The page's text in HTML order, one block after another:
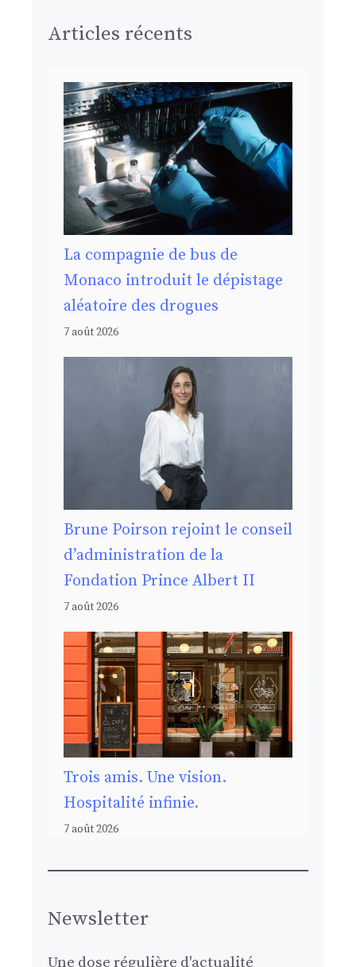
Articles récents
La compagnie de bus de
Monaco introduit le dépistage
aléatoire des drogues
7 août 2026
Brune Poirson rejoint le conseil
d’administration de la
Fondation Prince Albert II
7 août 2026
Trois amis. Une vision.
Hospitalité infinie.
7 août 2026
Newsletter
Une dose régulière d'actualité